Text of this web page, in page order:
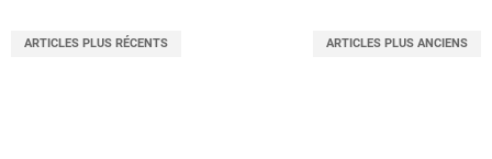
ARTICLES PLUS RÉCENTS ARTICLES PLUS ANCIENS